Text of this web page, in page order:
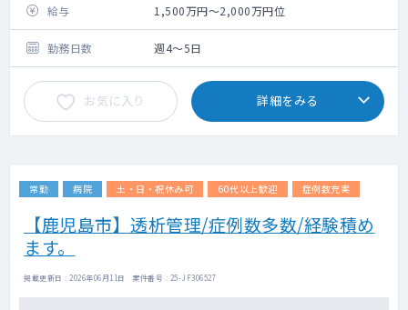
<概要>
・募集背景：大隅半島全体で血液内科専門医
が極めて不足している地域事情があります。
地域ニーズへのさらなる対応、および急性
期救急対応のバックアップ体制強化を目指
し、新たな専門医を募集いたします。
・医師体制：常勤医師数 約29名（※全科総
数。感染制御担当医師らが在籍しており、サ
どは、週4日～5日の勤務日数の中で医師の希
・病棟管理：化学療法・がん治療の病棟管
・外来のみ、病棟管理のみなど、医師の希望
をどの程度相談できるか：週4日からの勤務相
給与 1,500万円～2,000万円位
勤務日数 週4～5日
お気に入り 詳細をみる
常勤 病院 土・日・祝休み可 60代以上歓迎 症例数充実
【鹿児島市】透析管理/症例数多数/経験積め
ます。
掲載更新日 : 2026年06月11日 案件番号 : 25-JF306527